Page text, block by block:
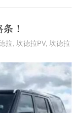
！
拉, 坎德拉PV, 坎德拉